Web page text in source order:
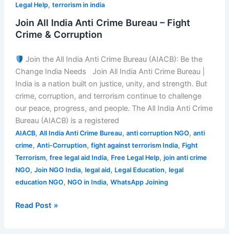
Legal Help, terrorism in india
Join All India Anti Crime Bureau – Fight
Crime & Corruption
Join the All India Anti Crime Bureau (AIACB): Be the
Change India Needs Join All India Anti Crime Bureau |
India is a nation built on justice, unity, and strength. But
crime, corruption, and terrorism continue to challenge
our peace, progress, and people. The All India Anti Crime
Bureau (AIACB) is a registered
AIACB, All India Anti Crime Bureau, anti corruption NGO, anti
crime, Anti-Corruption, fight against terrorism India, Fight
Terrorism, free legal aid India, Free Legal Help, join anti crime
NGO, Join NGO India, legal aid, Legal Education, legal
education NGO, NGO in India, WhatsApp Joining
Read Post »